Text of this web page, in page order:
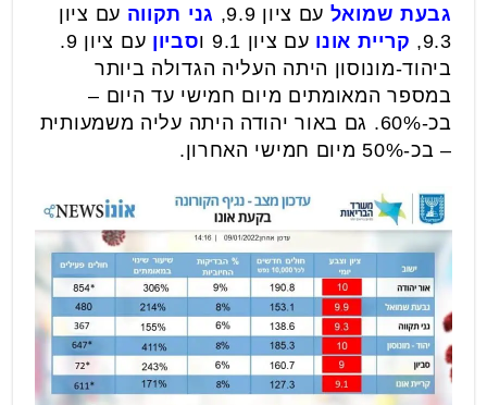
גבעת שמואל עם ציון 9.9, גני תקווה עם ציון
9.3,
קריית אונו עם ציון 9.1 ו סביון
עם ציון 9.
ביהוד-מונוסון היתה העליה הגדולה ביותר
במספר המאומתים מיום חמישי עד היום –
בכ-60%. גם באור יהודה היתה עליה משמעותית
– בכ-50% מיום חמישי האחרון.